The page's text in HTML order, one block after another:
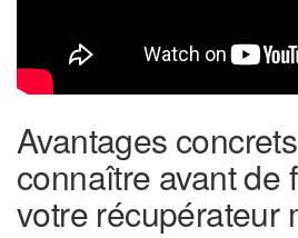
Avantages
connaître avant de
votre récupérateur